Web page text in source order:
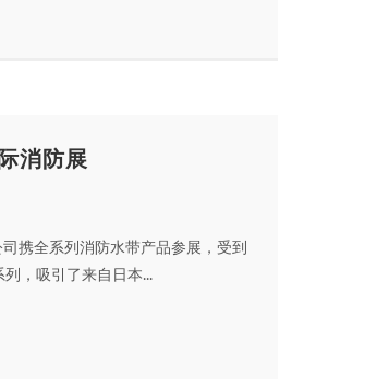
消防展
携全系列消防水带产品参展，受到
，吸引了来自日本...